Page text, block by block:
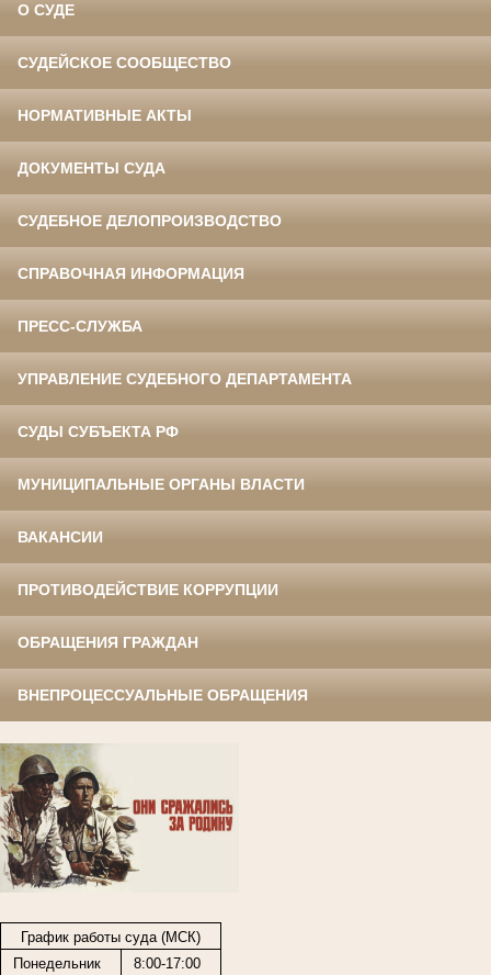
О СУДЕ
СУДЕЙСКОЕ СООБЩЕСТВО
НОРМАТИВНЫЕ АКТЫ
ДОКУМЕНТЫ СУДА
СУДЕБНОЕ ДЕЛОПРОИЗВОДСТВО
СПРАВОЧНАЯ ИНФОРМАЦИЯ
ПРЕСС-СЛУЖБА
УПРАВЛЕНИЕ СУДЕБНОГО ДЕПАРТАМЕНТА
СУДЫ СУБЪЕКТА РФ
МУНИЦИПАЛЬНЫЕ ОРГАНЫ ВЛАСТИ
ВАКАНСИИ
ПРОТИВОДЕЙСТВИЕ КОРРУПЦИИ
ОБРАЩЕНИЯ ГРАЖДАН
ВНЕПРОЦЕССУАЛЬНЫЕ ОБРАЩЕНИЯ
График работы суда (МСК)
Понедельник
8:00-17:00